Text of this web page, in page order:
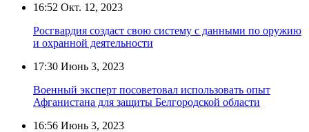
16:52 Окт. 12, 2023
Росгвардия создаст свою систему с данными по оружию
и охранной деятельности
17:30 Июнь 3, 2023
Военный эксперт посоветовал использовать опыт
Афганистана для защиты Белгородской области
16:56 Июнь 3, 2023